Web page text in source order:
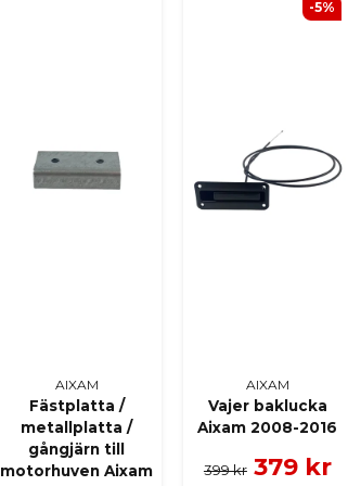
AIXAM
Fästplatta /
metallplatta /
gångjärn till
motorhuven Aixam
AIXAM
Vajer baklucka
Aixam 2008-2016
399 kr 379 kr
-5%